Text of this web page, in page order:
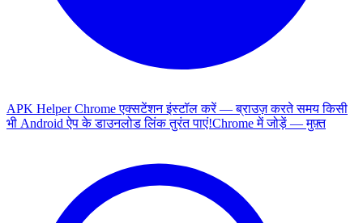
APK Helper Chrome एक्सटेंशन इंस्टॉल करें — ब्राउज़ करते समय किसी
भी Android ऐप के डाउनलोड लिंक तुरंत पाएं!Chrome में जोड़ें — मुफ़्त